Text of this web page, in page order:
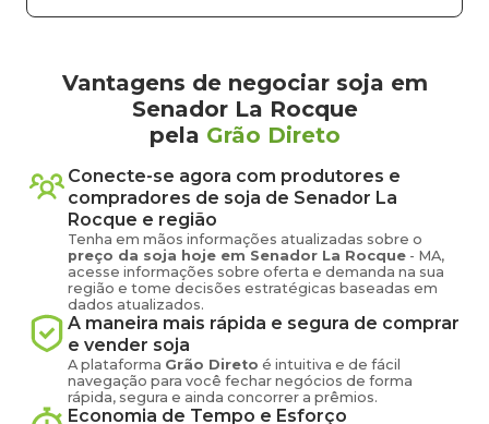
Vantagens de negociar soja em
Senador La Rocque
pela Grão Direto
Conecte-se agora com produtores e
compradores de soja de Senador La
Rocque e região
Tenha em mãos informações atualizadas sobre o
preço da soja hoje em Senador La Rocque - MA,
acesse informações sobre oferta e demanda na sua
região e tome decisões estratégicas baseadas em
dados atualizados.
A maneira mais rápida e segura de comprar
e vender soja
A plataforma Grão Direto é intuitiva e de fácil
navegação para você fechar negócios de forma
rápida, segura e ainda concorrer a prêmios.
Economia de Tempo e Esforço